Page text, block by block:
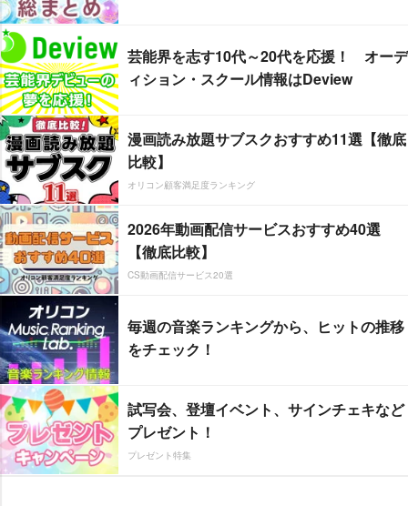
芸能界を志す10代～20代を応援！ オーデ
ィション・スクール情報はDeview
漫画読み放題サブスクおすすめ11選【徹底
比較】
オリコン顧客満足度ランキング
2026年動画配信サービスおすすめ40選
【徹底比較】
CS動画配信サービス20選
毎週の音楽ランキングから、ヒットの推移
をチェック！
試写会、登壇イベント、サインチェキなど
プレゼント！
プレゼント特集